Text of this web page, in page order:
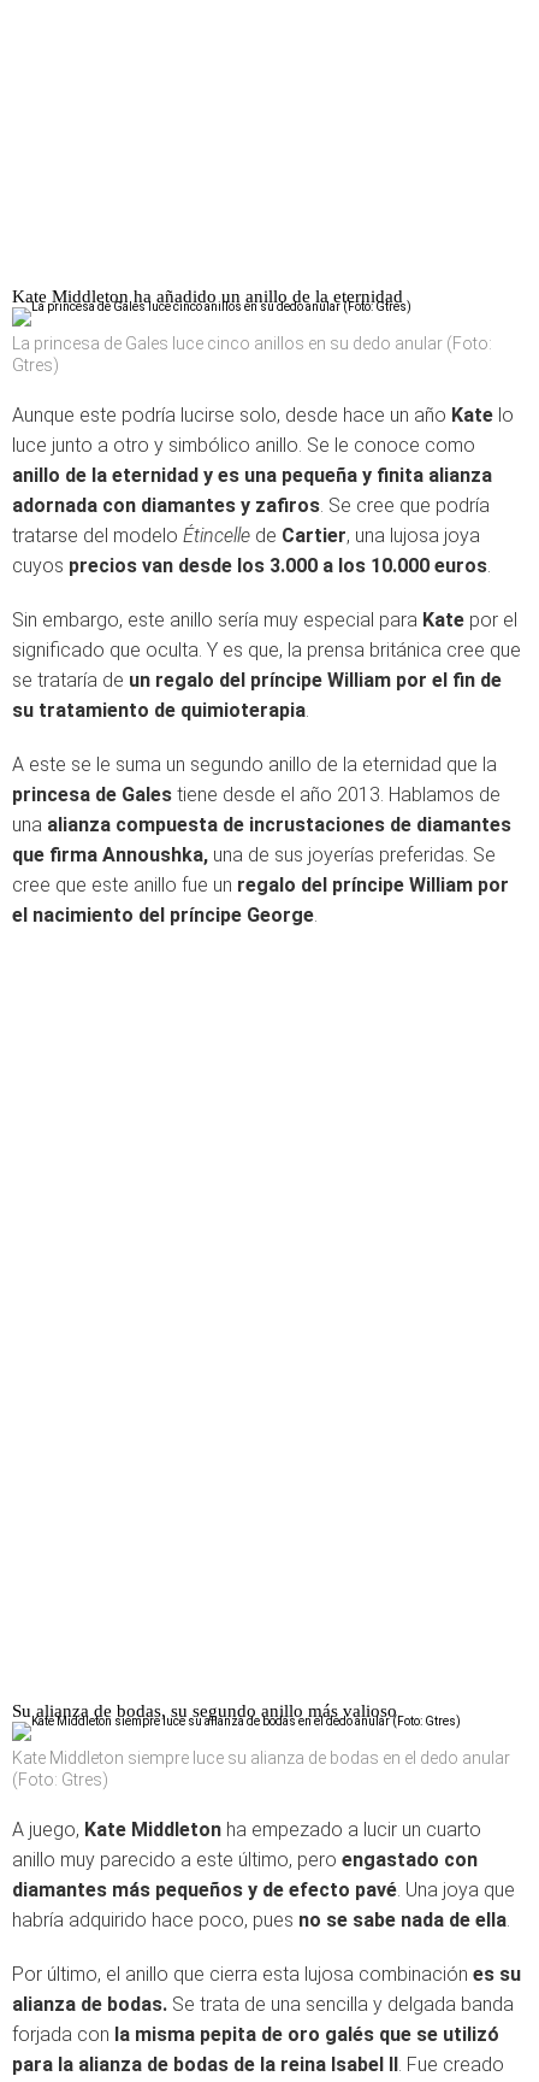
Kate Middleton ha añadido un anillo de la eternidad
La princesa de Gales luce cinco anillos en su dedo anular (Foto:
Gtres)
Aunque este podría lucirse solo, desde hace un año Kate lo
luce junto a otro y simbólico anillo. Se le conoce como
anillo de la eternidad y es una pequeña y finita alianza
adornada con diamantes y zafiros. Se cree que podría
tratarse del modelo Étincelle de Cartier, una lujosa joya
cuyos precios van desde los 3.000 a los 10.000 euros.
Sin embargo, este anillo sería muy especial para Kate por el
significado que oculta. Y es que, la prensa británica cree que
se trataría de un regalo del príncipe William por el fin de
su tratamiento de quimioterapia.
A este se le suma un segundo anillo de la eternidad que la
princesa de Gales tiene desde el año 2013. Hablamos de
una alianza compuesta de incrustaciones de diamantes
que firma Annoushka, una de sus joyerías preferidas. Se
cree que este anillo fue un regalo del príncipe William por
el nacimiento del príncipe George.
Su alianza de bodas, su segundo anillo más valioso
Kate Middleton siempre luce su alianza de bodas en el dedo anular
(Foto: Gtres)
A juego, Kate Middleton ha empezado a lucir un cuarto
anillo muy parecido a este último, pero engastado con
diamantes más pequeños y de efecto pavé. Una joya que
habría adquirido hace poco, pues no se sabe nada de ella.
Por último, el anillo que cierra esta lujosa combinación es su
alianza de bodas. Se trata de una sencilla y delgada banda
forjada con la misma pepita de oro galés que se utilizó
para la alianza de bodas de la reina Isabel II. Fue creado